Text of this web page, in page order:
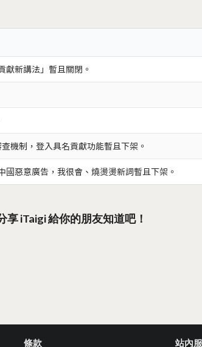
獻新講法」暫且關閉。
機制，登入具名貢獻功能暫且下架。
國惡意廣告，我很會、燒燙燙新詞暫且下架。
享 iTaigi 給你的朋友知道吧！
條款 站內